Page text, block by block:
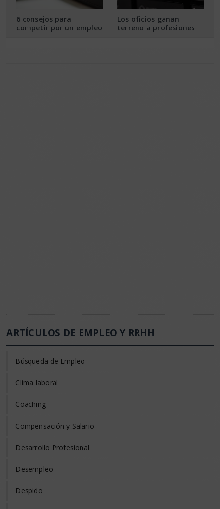
6 consejos para
competir por un empleo
Los oficios ganan
terreno a profesiones
ARTÍCULOS DE EMPLEO Y RRHH
Búsqueda de Empleo
Clima laboral
Coaching
Compensación y Salario
Desarrollo Profesional
Desempleo
Despido